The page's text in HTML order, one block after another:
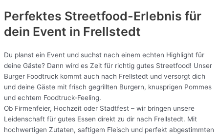
Perfektes Streetfood-Erlebnis für
dein Event in Frellstedt
Du planst ein Event und suchst nach einem echten Highlight für
deine Gäste? Dann wird es Zeit für richtig gutes Streetfood! Unser
Burger Foodtruck kommt auch nach Frellstedt und versorgt dich
und deine Gäste mit frisch gegrillten Burgern, knusprigen Pommes
und echtem Foodtruck-Feeling.
Ob Firmenfeier, Hochzeit oder Stadtfest – wir bringen unsere
Leidenschaft für gutes Essen direkt zu dir nach Frellstedt. Mit
hochwertigen Zutaten, saftigem Fleisch und perfekt abgestimmten